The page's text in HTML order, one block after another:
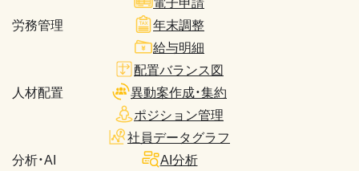
労務管理
年末調整
給与明細
人材配置
配置バランス図
異動案作成・集約
ポジション管理
分析・AI
社員データグラフ
AI分析